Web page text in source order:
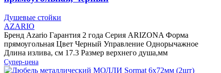
Душевые стойки
AZARIO
Бренд Azario Гарантия 2 года Серия ARIZONA Форма
прямоугольная Цвет Черный Управление Однорычажное
Длина излива, см 17.3 Размер верхнего душа,мм
Супер-цена